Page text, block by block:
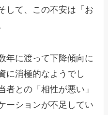
して、この不安は「お
年に渡って下降傾向に
に消極的なようでし
者との「相性が悪い」
ーションが不足してい